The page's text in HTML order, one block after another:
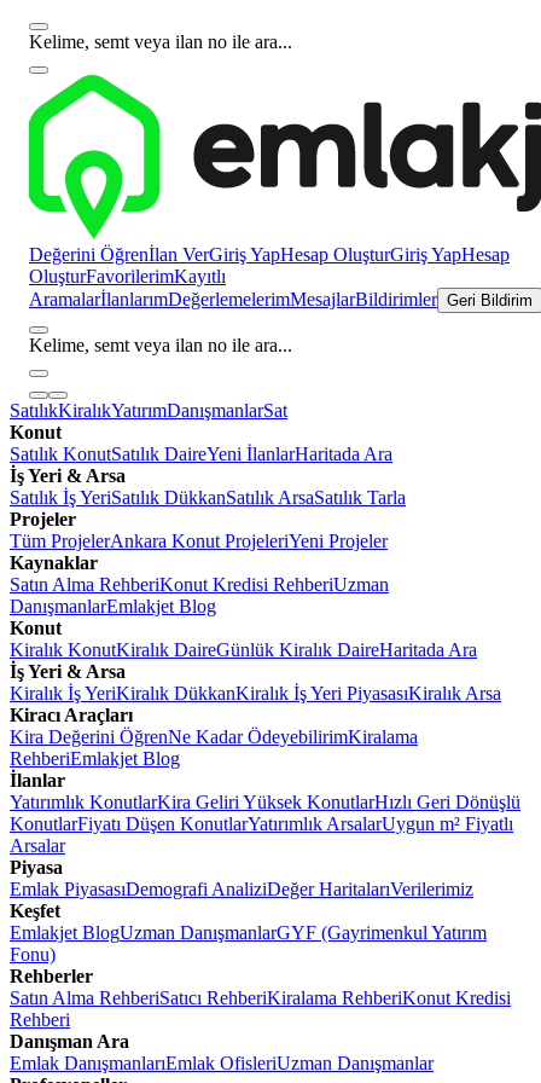
Kelime, semt veya ilan no ile ara...
Değerini Öğrenİlan VerGiriş YapHesap OluşturGiriş YapHesap
OluşturFavorilerimKayıtlı
AramalarİlanlarımDeğerlemelerimMesajlarBildirimler Geri Bildirim
Kelime, semt veya ilan no ile ara...
SatılıkKiralıkYatırımDanışmanlarSat
Konut
Satılık KonutSatılık DaireYeni İlanlarHaritada Ara
İş Yeri & Arsa
Satılık İş YeriSatılık DükkanSatılık ArsaSatılık Tarla
Projeler
Tüm ProjelerAnkara Konut ProjeleriYeni Projeler
Kaynaklar
Satın Alma RehberiKonut Kredisi RehberiUzman
DanışmanlarEmlakjet Blog
Konut
Kiralık KonutKiralık DaireGünlük Kiralık DaireHaritada Ara
İş Yeri & Arsa
Kiralık İş YeriKiralık DükkanKiralık İş Yeri PiyasasıKiralık Arsa
Kiracı Araçları
Kira Değerini ÖğrenNe Kadar ÖdeyebilirimKiralama
RehberiEmlakjet Blog
İlanlar
Yatırımlık KonutlarKira Geliri Yüksek KonutlarHızlı Geri Dönüşlü
KonutlarFiyatı Düşen KonutlarYatırımlık ArsalarUygun m² Fiyatlı
Arsalar
Piyasa
Emlak PiyasasıDemografi AnaliziDeğer HaritalarıVerilerimiz
Keşfet
Emlakjet BlogUzman DanışmanlarGYF (Gayrimenkul Yatırım
Fonu)
Rehberler
Satın Alma RehberiSatıcı RehberiKiralama RehberiKonut Kredisi
Rehberi
Danışman Ara
Emlak DanışmanlarıEmlak OfisleriUzman Danışmanlar